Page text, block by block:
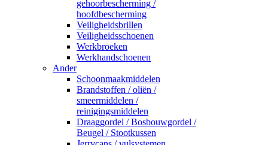
gehoorbescherming /
hoofdbescherming
Veiligheidsbrillen
Veiligheidsschoenen
Werkbroeken
Werkhandschoenen
Ander
Schoonmaakmiddelen
Brandstoffen / oliën /
smeermiddelen /
reinigingsmiddelen
Draaggordel / Bosbouwgordel /
Beugel / Stootkussen